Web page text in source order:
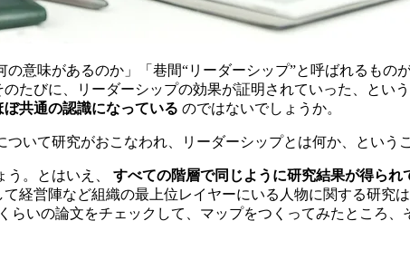
意味があるのか」「巷間“リーダーシップ”と呼ばれるもの
たびに、リーダーシップの効果が証明されていった、とい
共通の認識になっている のではないでしょうか。
いて研究がおこなわれ、リーダーシップとは何か、という
う。とはいえ、 すべての階層で同じように研究結果が得ら
経営陣など組織の最上位レイヤーにいる人物に関する研
いの論文をチェックして、マップをつくってみたところ、